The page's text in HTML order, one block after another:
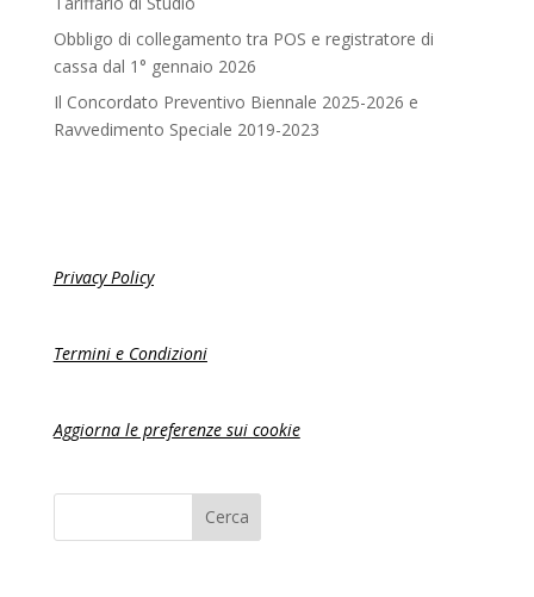
Obbligo di collegamento tra POS e registratore di
cassa dal 1° gennaio 2026
Il Concordato Preventivo Biennale 2025-2026 e
Ravvedimento Speciale 2019-2023
Privacy Policy
Termini e Condizioni
Aggiorna le preferenze sui cookie